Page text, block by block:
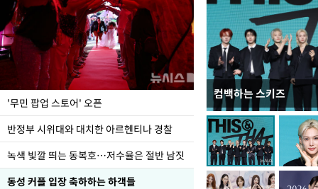
'무민 팝업 스토어' 오픈
반정부 시위대와 대치한 아르헨티나 경찰
녹색 빛깔 띄는 동복호…저수율은 절반 남짓
동성 커플 입장 축하하는 하객들
컴백하는 스키즈
지석천 뒤덮은 개구리